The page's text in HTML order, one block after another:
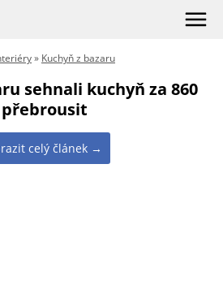
» Kuchyň z bazaru
sehnali kuchyň za 860
přebrousit
celý článek →